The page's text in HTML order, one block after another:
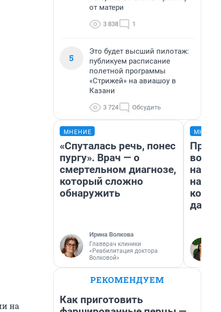
на
от матери
3 838 1
5
Это будет высший пилотаж:
публикуем расписание
полетной программы
«Стрижей» на авиашоу в
Казани
3 724 Обсудить
МНЕНИЕ
«Спуталась речь, понес
пургу». Врач — о
смертельном диагнозе,
который сложно
обнаружить
Ирина Волкова
Главврач клиники
«Реабилитация доктора
Волковой»
нам
даже
РЕКОМЕНДУЕМ
Как приготовить